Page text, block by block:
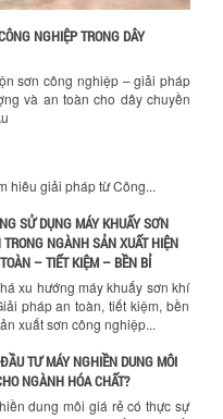
NGHIỆP TRONG DÂY
sơn công nghiệp – giải pháp
và an toàn cho dây chuyền
dụng cụ khuấy sơn giúp tối
nâng cao chất lượng sản
hiểu giải pháp từ Công...
SỬ DỤNG MÁY KHUẤY SƠN
TRONG NGÀNH SẢN XUẤT HIỆN
– TIẾT KIỆM – BỀN BỈ
xuất sơn công nghiệp...
TƯ MÁY NGHIỀN DUNG MÔI
NGÀNH HÓA CHẤT?
dung môi giá rẻ có thực sự
với ngành hóa chất? Bài viết
ưu, nhược điểm của máy...
NỔI BẬT KHI SỬ DỤNG MÁY
DÙNG ĐIỆN TRONG SẢN XUẤT
5 lợi ích khi sử dụng máy